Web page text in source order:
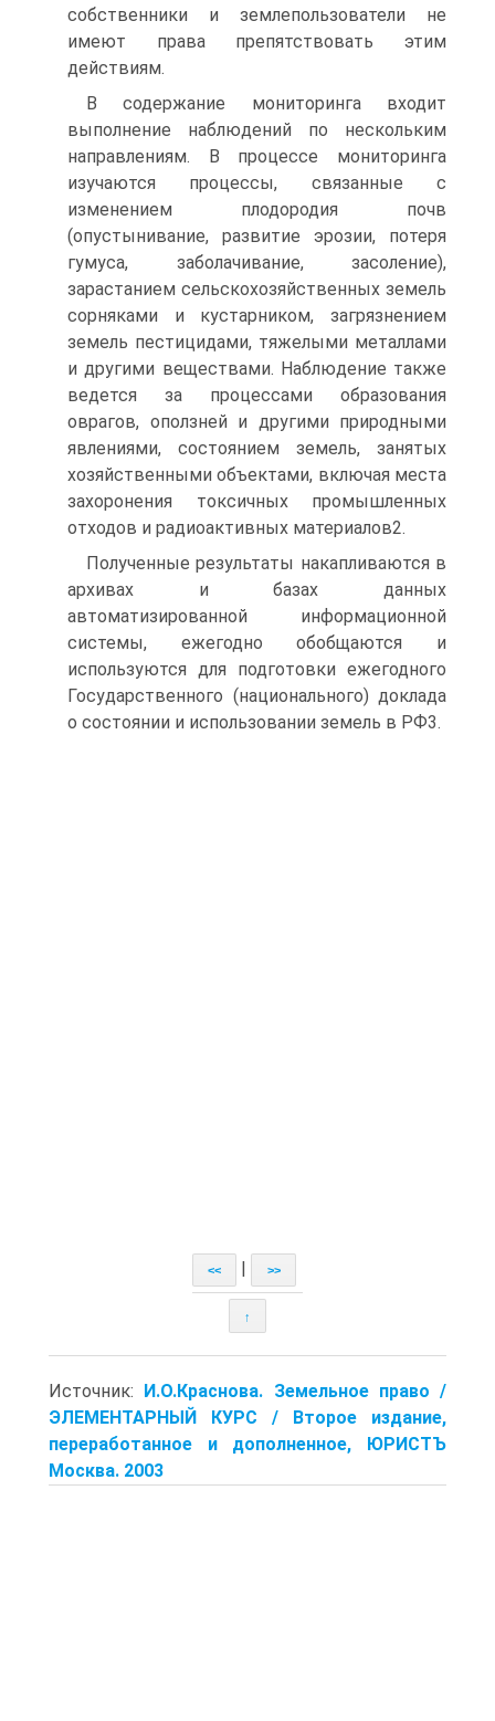
собственники и землепользователи не
имеют права препятствовать этим
действиям.
В содержание мониторинга входит
выполнение наблюдений по нескольким
направлениям. В процессе мониторинга
изучаются процессы, связанные с
изменением плодородия почв
(опустынивание, развитие эрозии, потеря
гумуса, заболачивание, засоление),
зарастанием сельскохозяйственных земель
сорняками и кустарником, загрязнением
земель пестицидами, тяжелыми металлами
и другими веществами. Наблюдение также
ведется за процессами образования
оврагов, оползней и другими природными
явлениями, состоянием земель, занятых
хозяйственными объектами, включая места
захоронения токсичных промышленных
отходов и радиоактивных материалов2.
Полученные результаты накапливаются в
архивах и базах данных
автоматизированной информационной
системы, ежегодно обобщаются и
используются для подготовки ежегодного
Государственного (национального) доклада
о состоянии и использовании земель в РФ3.
<< >>
↑
Источник: И.О.Краснова. Земельное право /
ЭЛЕМЕНТАРНЫЙ КУРС / Второе издание,
переработанное и дополненное, ЮРИСТЪ
Москва. 2003